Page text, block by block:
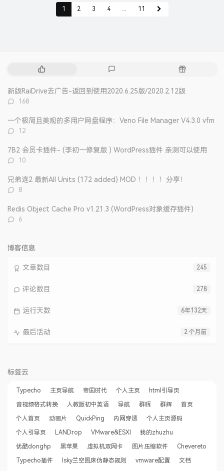
1 2 3 4 ... 11
热
文
评
随
新版RaiDrive去广告-返回到使用2020.6.25版/2020.2.12版
评
数：
168
一个极简且美观的多用户网盘程序：Veno File Manager V4.3.0 vfm
评
数：
12
7B2 会员卡插件- (李初一修复版 ) WordPress插件 亲测可以使用
评
数：
10
兄弟连2 最新All Units (172 added) MOD ！！！！分享！
评
数：
8
Redis Object Cache Pro v1.21.3 (WordPress对象缓存插件)
评
6
博客信息
245
文章数目
278
评论数目
6年132天
运行天数
2 个月前
最后活动
标签云
Typecho 主页导航 帝国时代 个人主页
html引导页
音视频格式转换
人教版初中英语 导航 群晖 群辉
首页
个人首页
动画片 QuickPing 内网穿透
个人主页源码
个人引导页
LANDrop VMware&ESXI
我的zhuzhu
优酷donghp
黑苹果 虚拟机双网卡 图片压缩软件
Chevereto
Typecho插件
lsky兰空图床伪静态规则 vmware配置
文档